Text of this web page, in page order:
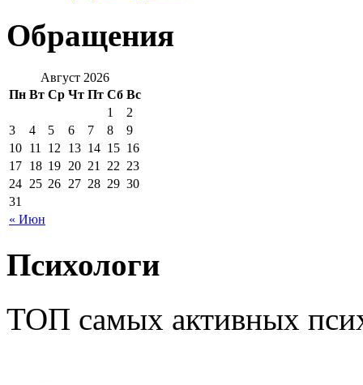
Обращения
Август 2026
Пн Вт Ср Чт Пт Сб Вс
« Июн
1
2
3
4 5 6 7 8
9
10 11 12 13 14 15 16
17 18 19 20 21 22 23
24 25 26 27 28 29 30
31
Психологи
ТОП самых активных